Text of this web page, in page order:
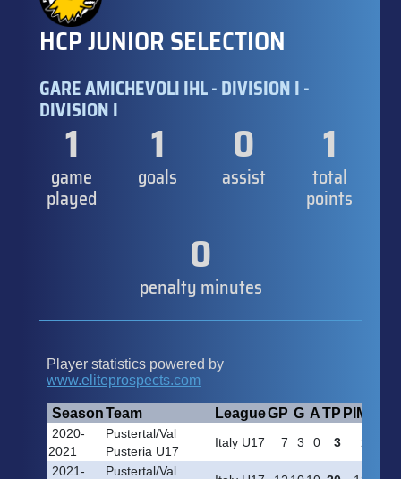
HCP JUNIOR SELECTION
GARE AMICHEVOLI IHL - DIVISION I -
DIVISION I
1
game
played
1
goals
0
assist
1
total
points
0
penalty minutes